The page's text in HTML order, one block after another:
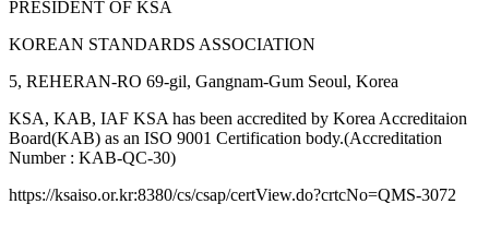
PRESIDENT OF KSA
KOREAN STANDARDS ASSOCIATION
5, REHERAN-RO 69-gil, Gangnam-Gum Seoul, Korea
KSA, KAB, IAF KSA has been accredited by Korea Accreditaion
Board(KAB) as an ISO 9001 Certification body.(Accreditation
Number : KAB-QC-30)
https://ksaiso.or.kr:8380/cs/csap/certView.do?crtcNo=QMS-3072